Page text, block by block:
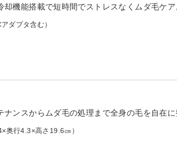
却機能搭載で短時間でストレスなくムダ毛ケア
ダプタ含む）
ナンスからムダ毛の処理まで全身の毛を自在
行4.3×高さ19.6㎝）